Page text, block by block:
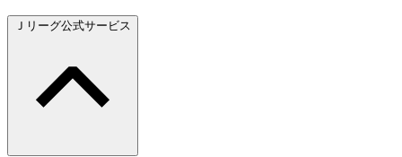
Ｊリーグ公式サービス